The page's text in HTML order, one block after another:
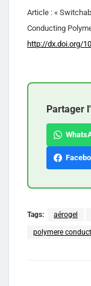
Article : «
Conducting
http://dx.doi.org/
Partager
Tags: aérogel
polymere